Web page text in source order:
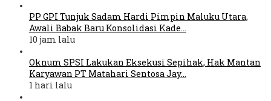
PP GPI Tunjuk Sadam Hardi Pimpin Maluku Utara,
Awali Babak Baru Konsolidasi Kade…
10 jam lalu
Oknum SPSI Lakukan Eksekusi Sepihak, Hak Mantan
Karyawan PT Matahari Sentosa Jay…
1 hari lalu